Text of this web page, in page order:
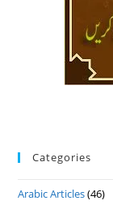
Categories
Arabic Articles(46)